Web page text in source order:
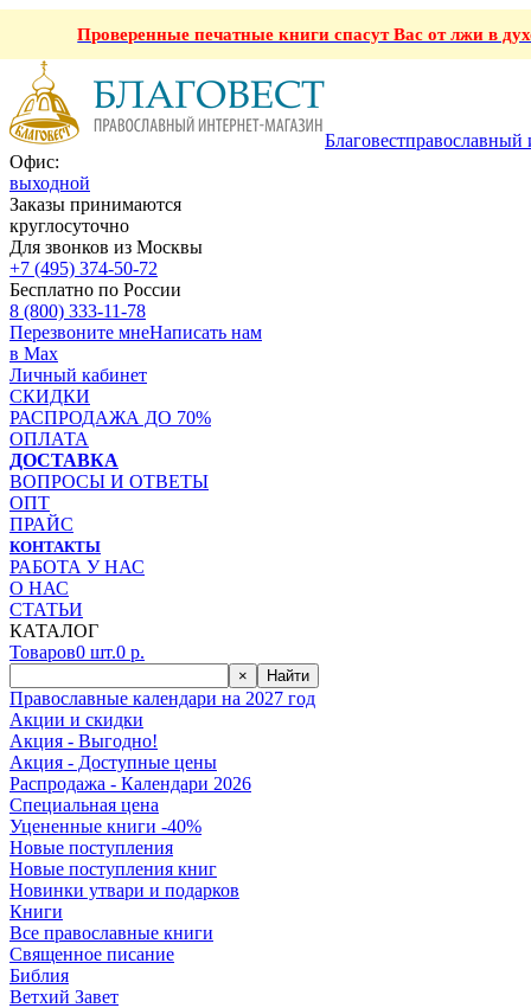
Проверенные печатные книги спасут Вас от лжи в
Благовестправославный
Офис:
выходной
Заказы принимаются
круглосуточно
Для звонков из Москвы
+7 (495) 374-50-72
Бесплатно по России
8 (800) 333-11-78
Перезвоните мнеНаписать нам
в Max
Личный кабинет
СКИДКИ
РАСПРОДАЖА ДО 70%
ОПЛАТА
ДОСТАВКА
ВОПРОСЫ И ОТВЕТЫ
ОПТ
ПРАЙС
КОНТАКТЫ
РАБОТА У НАС
О НАС
СТАТЬИ
КАТАЛОГ
Товаров0 шт.0 р.
× Найти
Православные календари на 2027 год
Акции и скидки
Акция - Выгодно!
Акция - Доступные цены
Распродажа - Календари 2026
Специальная цена
Уцененные книги -40%
Новые поступления
Новые поступления книг
Новинки утвари и подарков
Книги
Все православные книги
Священное писание
Библия
Ветхий Завет